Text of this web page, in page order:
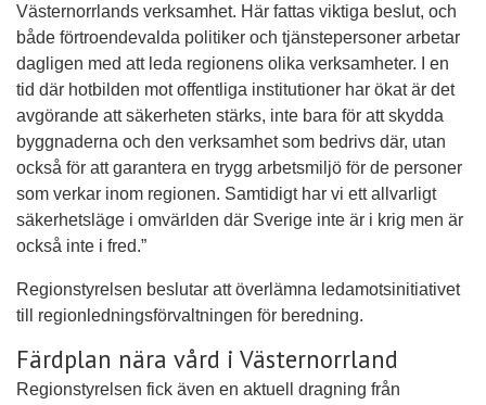
Västernorrlands verksamhet. Här fattas viktiga beslut, och
både förtroendevalda politiker och tjänstepersoner arbetar
dagligen med att leda regionens olika verksamheter. I en
tid där hotbilden mot offentliga institutioner har ökat är det
avgörande att säkerheten stärks, inte bara för att skydda
byggnaderna och den verksamhet som bedrivs där, utan
också för att garantera en trygg arbetsmiljö för de personer
som verkar inom regionen. Samtidigt har vi ett allvarligt
säkerhetsläge i omvärlden där Sverige inte är i krig men är
också inte i fred.”
Regionstyrelsen beslutar att överlämna ledamotsinitiativet
till regionledningsförvaltningen för beredning.
Färdplan nära vård i Västernorrland
Regionstyrelsen fick även en aktuell dragning från